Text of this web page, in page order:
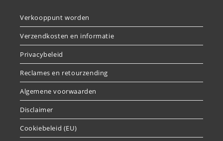
Verkooppunt worden
Verzendkosten en informatie
Privacybeleid
Reclames en retourzending
Algemene voorwaarden
Disclaimer
Cookiebeleid (EU)